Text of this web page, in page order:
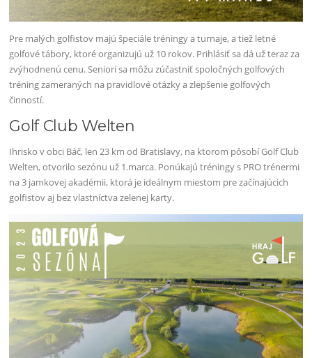
Pre malých golfistov majú špeciále tréningy a turnaje, a tiež letné
golfové tábory, ktoré organizujú už 10 rokov. Prihlásiť sa dá už teraz za
zvýhodnenú cenu. Seniori sa môžu zúčastniť spoločných golfových
tréning zameraných na pravidlové otázky a zlepšenie golfových
činností.
Golf Club Welten
Ihrisko v obci Báč, len 23 km od Bratislavy, na ktorom pôsobí Golf Club
Welten, otvorilo sezónu už 1.marca. Ponúkajú tréningy s PRO trénermi
na 3 jamkovej akadémii, ktorá je ideálnym miestom pre začínajúcich
golfistov aj bez vlastníctva zelenej karty.